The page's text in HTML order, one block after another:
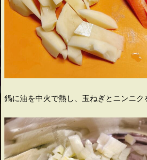
鍋に油を中火で熱し、玉ねぎとニンニク